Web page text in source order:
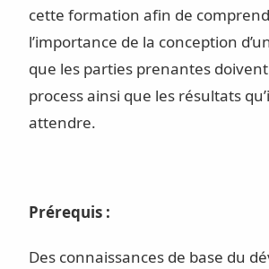
cette formation afin de
l’importance de la conception
que les parties prenantes
process ainsi que les résultats
attendre.
Prérequis :
Des connaissances de base du